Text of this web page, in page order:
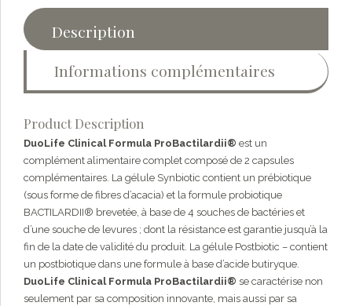
Description
Informations complémentaires
Product Description
DuoLife Clinical Formula ProBactilardii® est un
complément alimentaire complet composé de 2 capsules
complémentaires. La gélule Synbiotic contient un prébiotique
(sous forme de fibres d’acacia) et la formule probiotique
BACTILARDII® brevetée, à base de 4 souches de bactéries et
d’une souche de levures ; dont la résistance est garantie jusqu’à la
fin de la date de validité du produit. La gélule Postbiotic – contient
un postbiotique dans une formule à base d’acide butiryque.
DuoLife Clinical Formula ProBactilardii® se caractérise non
seulement par sa composition innovante, mais aussi par sa